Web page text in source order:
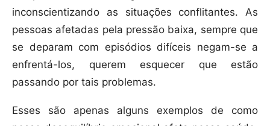
inconscientizando as situações conflitantes. As
pessoas afetadas pela pressão baixa, sempre que
se deparam com episódios difíceis negam-se a
enfrentá-los, querem esquecer que estão
passando por tais problemas.
Esses são apenas alguns exemplos de como